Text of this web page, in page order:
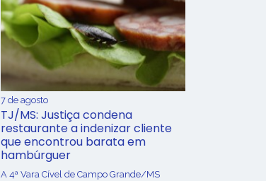
7 de agosto
TJ/MS: Justiça condena
restaurante a indenizar cliente
que encontrou barata em
hambúrguer
A 4ª Vara Cível de Campo Grande/MS